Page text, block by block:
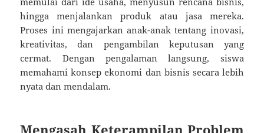
hingga menjalankan produk atau jasa mereka.
Proses ini mengajarkan anak-anak tentang inovasi,
kreativitas, dan pengambilan keputusan yang
cermat. Dengan pengalaman langsung, siswa
memahami konsep ekonomi dan bisnis secara lebih
nyata dan mendalam.
Mengasah Keterampilan Problem